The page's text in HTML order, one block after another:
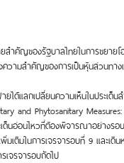
สำคัญของรัฐบาลไทยในการขยา
มสำคัญของการเป็นหุ้นส่วนทาง
ได้แลกเปลี่ยนความเห็นในประเ
and Phytosanitary
อ่อนไหวที่ต้องพิจารณาอย่างรอ
มเติมในการเจรจารอบที่ 9 และ
จรจารอบถัดไป